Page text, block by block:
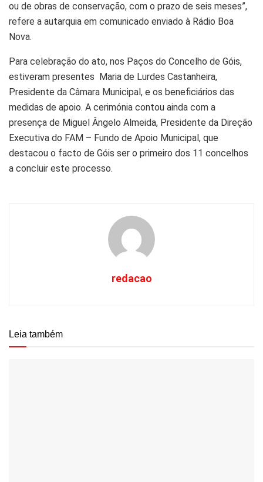
ou de obras de conservação, com o prazo de seis meses”,
refere a autarquia em comunicado enviado à Rádio Boa
Nova.
Para celebração do ato, nos Paços do Concelho de Góis,
estiveram presentes Maria de Lurdes Castanheira,
Presidente da Câmara Municipal, e os beneficiários das
medidas de apoio. A cerimónia contou ainda com a
presença de Miguel Ângelo Almeida, Presidente da Direção
Executiva do FAM – Fundo de Apoio Municipal, que
destacou o facto de Góis ser o primeiro dos 11 concelhos
a concluir este processo.
redacao
Leia também